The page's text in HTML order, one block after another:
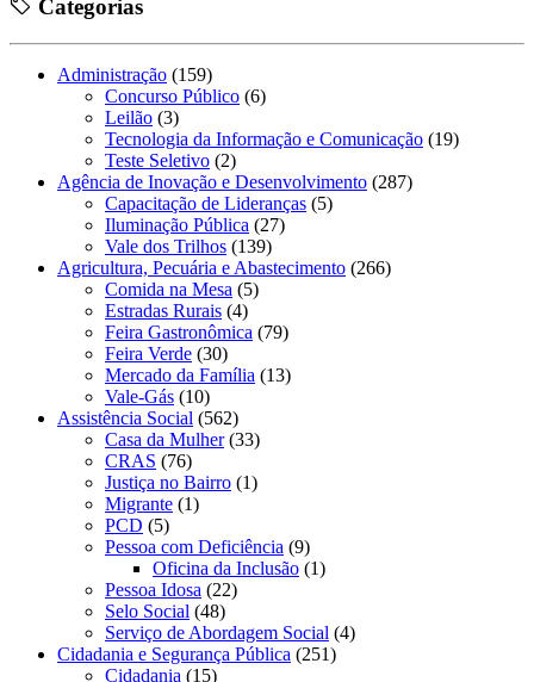
Categorias
Administração (159)
Concurso Público (6)
Leilão (3)
Tecnologia da Informação e Comunicação (19)
Teste Seletivo (2)
Agência de Inovação e Desenvolvimento (287)
Capacitação de Lideranças (5)
Iluminação Pública (27)
Vale dos Trilhos (139)
Agricultura, Pecuária e Abastecimento (266)
Comida na Mesa (5)
Estradas Rurais (4)
Feira Gastronômica (79)
Feira Verde (30)
Mercado da Família (13)
Vale-Gás (10)
Assistência Social (562)
Casa da Mulher(33)
CRAS (76)
Justiça no Bairro (1)
Migrante (1)
PCD (5)
Pessoa com Deficiência (9)
Oficina da Inclusão (1)
Pessoa Idosa (22)
Selo Social (48)
Serviço de Abordagem Social (4)
Cidadania e Segurança Pública (251)
Cidadania (15)